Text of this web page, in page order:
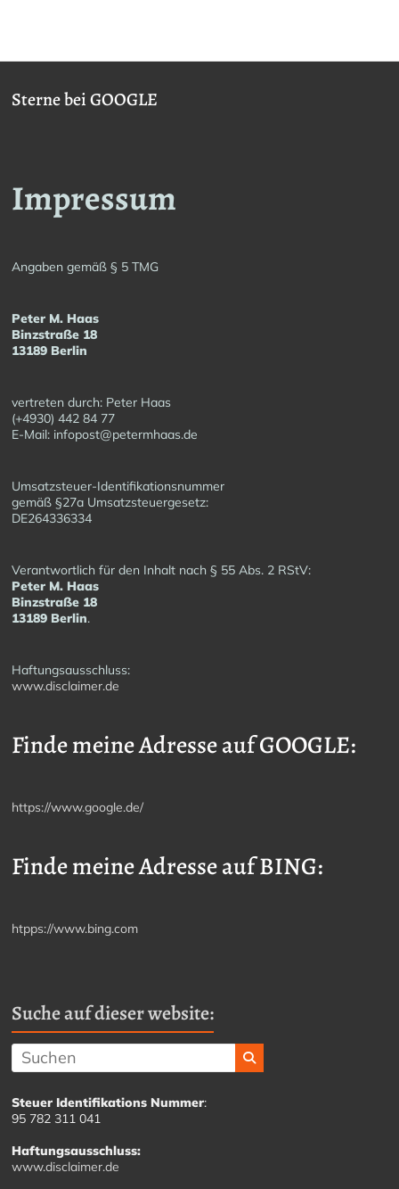
Sterne bei GOOGLE
Impressum
Angaben gemäß § 5 TMG
Peter M. Haas
Binzstraße 18
13189 Berlin
vertreten durch: Peter Haas
(+4930) 442 84 77
E-Mail: infopost@petermhaas.de
Umsatzsteuer-Identifikationsnummer
gemäß §27a Umsatzsteuergesetz:
DE264336334
Verantwortlich für den Inhalt nach § 55 Abs. 2 RStV:
Peter M. Haas
Binzstraße 18
13189 Berlin.
Haftungsausschluss:
www.disclaimer.de
Finde meine Adresse auf GOOGLE:
https://www.google.de/
Finde meine Adresse auf BING:
htpps://www.bing.com
Suche auf dieser website:
Steuer Identifikations Nummer:
95 782 311 041
Haftungsausschluss:
www.disclaimer.de